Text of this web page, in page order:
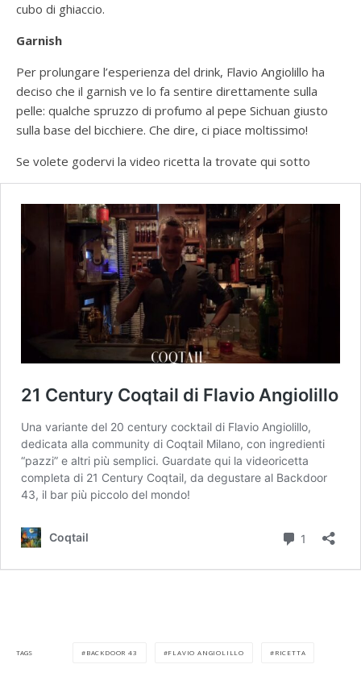
cubo di ghiaccio.
Garnish
Per prolungare l’esperienza del drink, Flavio Angiolillo ha
deciso che il garnish ve lo fa sentire direttamente sulla
pelle: qualche spruzzo di profumo al pepe Sichuan giusto
sulla base del bicchiere. Che dire, ci piace moltissimo!
Se volete godervi la video ricetta la trovate qui sotto
TAGS BACKDOOR 43 FLAVIO ANGIOLILLO RICETTA